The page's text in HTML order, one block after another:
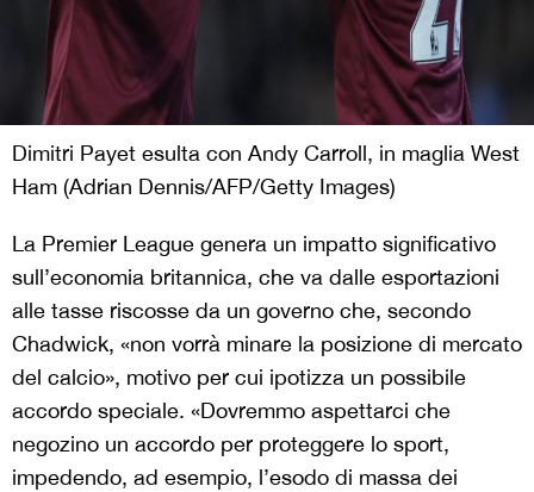
Dimitri Payet esulta con Andy Carroll, in maglia West
Ham (Adrian Dennis/AFP/Getty Images)
La Premier League genera un impatto significativo
sull’economia britannica, che va dalle esportazioni
alle tasse riscosse da un governo che, secondo
Chadwick, «non vorrà minare la posizione di mercato
del calcio», motivo per cui ipotizza un possibile
accordo speciale. «Dovremmo aspettarci che
negozino un accordo per proteggere lo sport,
impedendo, ad esempio, l’esodo di massa dei